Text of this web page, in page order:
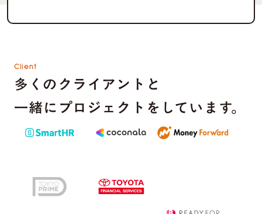
Client
多くのクライアントと
一緒にプロジェクトをしています。